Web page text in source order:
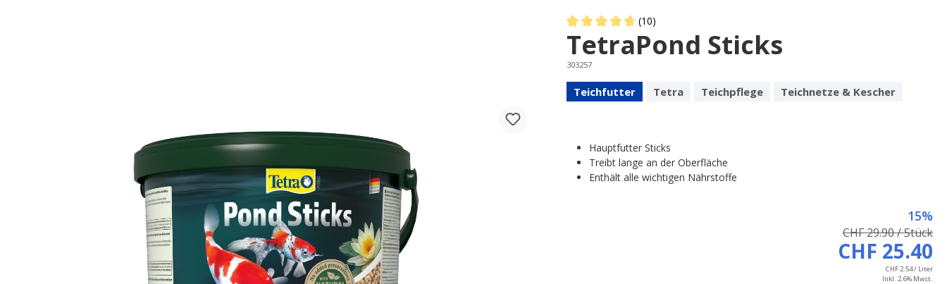
Average rating of 4.8 out of 5 stars
(10)
TetraPond Sticks
303257
Teichfutter Tetra Teichpflege Teichnetze & Kescher
Hauptfutter Sticks
Treibt lange an der Oberfläche
Enthält alle wichtigen Nährstoffe
15%
CHF 29.90 / Stück
CHF 25.40
CHF 2.54 / Liter
Inkl. 2.6% Mwst.